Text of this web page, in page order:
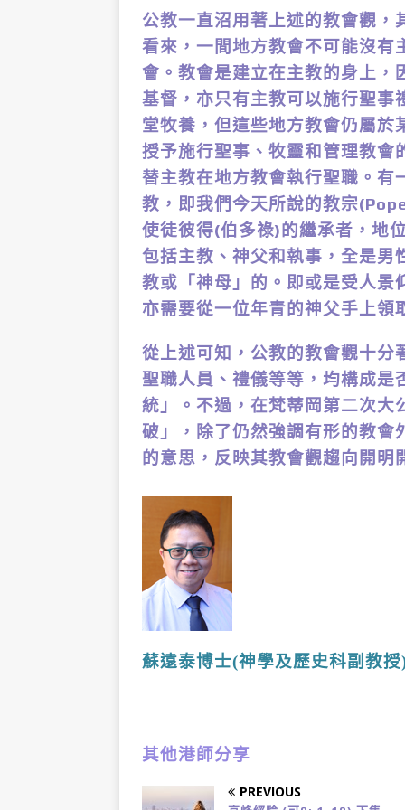
公教一直沼用著上述的教會觀，
看來，一間地方教會不可能沒有
會。教會是建立在主教的身上，
基督，亦只有主教可以施行聖事
堂牧養，但這些地方教會仍屬於
授予施行聖事、牧靈和管理教會
替主教在地方教會執行聖職。有
教，即我們今天所說的教宗
使徒彼得(伯多祿)的繼承者，地
包括主教、神父和執事，全是男
教或「神母」的。即或是受人
亦需要從一位年青的神父手上領
從上述可知，公教的教會觀十分
聖職人員、禮儀等等，均構成是
統」。不過，在梵蒂岡第二次大
破」，除了仍然強調有形的教會
的意思，反映其教會觀趨向開
蘇遠泰博士(神學及歷史科副教授
其他港師分享
PREVIOUS